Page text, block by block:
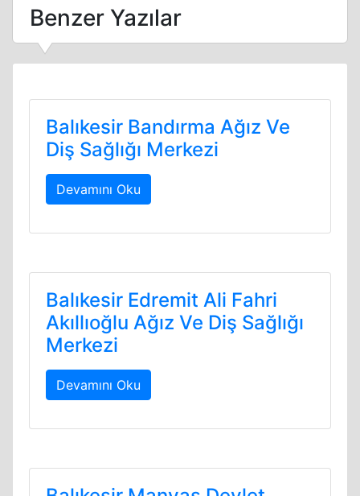
Benzer Yazılar
Balıkesir Bandırma Ağız Ve
Diş Sağlığı Merkezi
Devamını Oku
Balıkesir Edremit Ali Fahri
Akıllıoğlu Ağız Ve Diş Sağlığı
Merkezi
Devamını Oku